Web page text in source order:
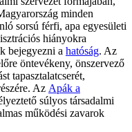
minden
sorsú férfi, apa egyesületi
hiányokra
bejegyezni a hatóság. Az
öntevékeny, önszervező
tapasztalatcserét,
Az Apák a
súlyos társadalmi
működési zavarok